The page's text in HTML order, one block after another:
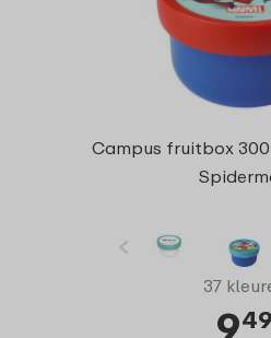
Campus fruitbox
37
949